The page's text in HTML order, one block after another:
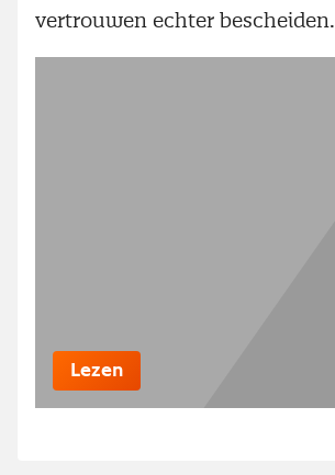
vertrouwen echter bescheiden.
Lezen